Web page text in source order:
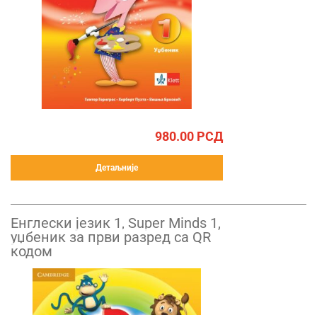
980.00 РСД
Детаљније
Енглески језик 1, Super Minds 1,
уџбеник за први разред са QR
кодом